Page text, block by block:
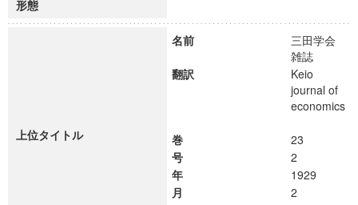
形態
上位タイトル
名前
三田学会
雑誌
翻訳
Keio
journal of
economics
巻
23
号
2
年
1929
月
2